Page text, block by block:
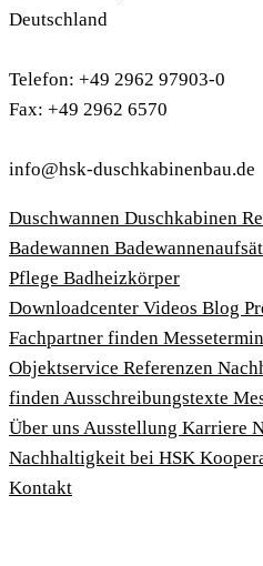
Deutschland
Telefon: +49 2962 97903-0
Fax: +49 2962 6570
info@hsk-duschkabinenbau.de
Duschwannen Duschkabinen
Badewannen
Pflege Badheizkörper
Download­center Videos Blog
Fachpartner finden
Objektservice Referenzen
finden Ausschreibungstexte
Über uns Ausstellung Karriere
Nachhaltigkeit bei HSK
Kontakt